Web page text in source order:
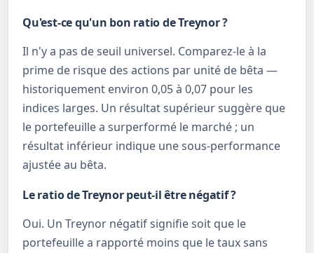
Qu'est-ce qu'un bon ratio de Treynor ?
Il n'y a pas de seuil universel. Comparez-le à la
prime de risque des actions par unité de bêta —
historiquement environ 0,05 à 0,07 pour les
indices larges. Un résultat supérieur suggère que
le portefeuille a surperformé le marché ; un
résultat inférieur indique une sous-performance
ajustée au bêta.
Le ratio de Treynor peut-il être négatif ?
Oui. Un Treynor négatif signifie soit que le
portefeuille a rapporté moins que le taux sans